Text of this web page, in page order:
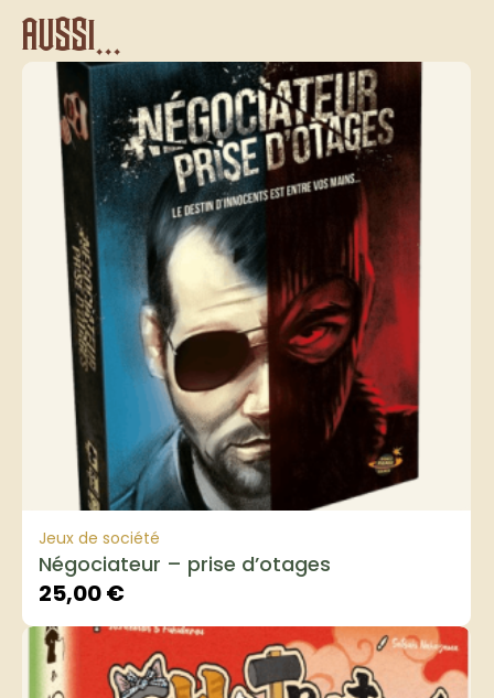
aussi...
Jeux de société
Négociateur – prise d’otages
25,00€